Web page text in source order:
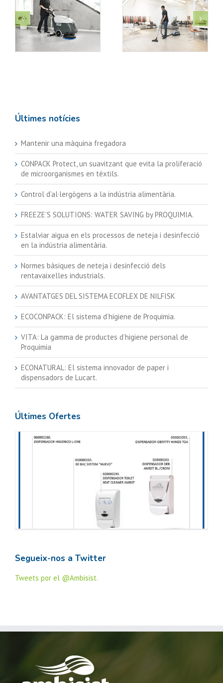
Aspirador VP600
Bateria
Neteja d’alumini,
acer i plata
Últimes notícies
Mantenir una màquina fregadora
CONPACK Protect, un suavitzant que evita la proliferació
de microorganismes en tèxtils.
Control d’al·lergògens a la indústria alimentària.
FREEZE’S SOLUTIONS: WATER SAVING by PROQUIMIA.
Estalviar aigua en els processos de neteja i desinfecció
en la indústria alimentària.
Normes bàsiques de neteja i desinfecció dels
rentavaixelles industrials.
AVANTATGES DEL SISTEMA ECOFLEX DE NILFISK
ECOCONPACK: El sistema d’higiene de Proquimia.
VITA: La gamma de productes d’higiene personal de
Proquimia
ECONATURAL: El sistema innovador de paper i
dispensadors de Lucart.
Últimes Ofertes
Segueix-nos a Twitter
Tweets por el @Ambisist.